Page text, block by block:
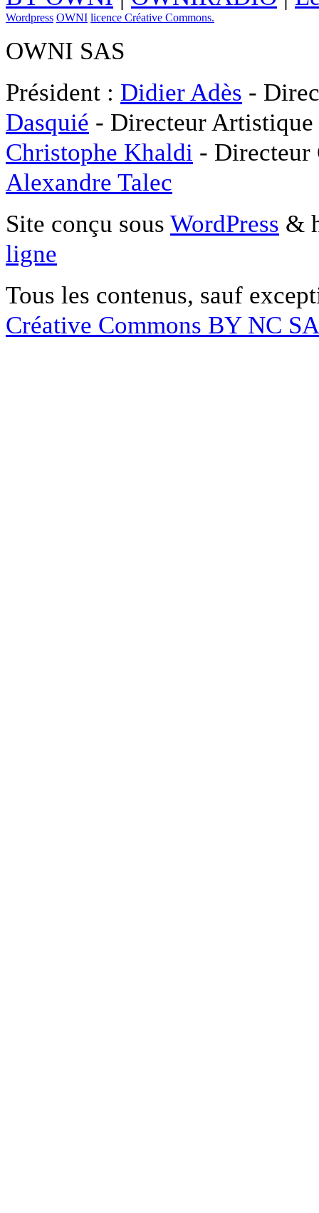
Wordpress OWNI licence Créative Commons.
OWNI SAS
Président : Didier Adès -
Dasquié - Directeur
Christophe Khaldi -
Alexandre Talec
Site conçu sous WordPress &
ligne
Tous les contenus, sauf
Créative Commons BY NC SA